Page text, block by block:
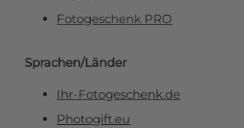
Fotogeschenk PRO
Sprachen/Länder
Ihr-Fotogeschenk.de
Photogift.eu